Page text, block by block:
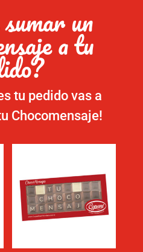
un
a tu
tu pedido vas a
Chocomensaje!